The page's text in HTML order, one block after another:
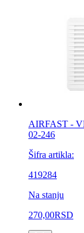
AIRFAST -
02-246
Šifra artikla:
419284
Na stanju
270,00RSD